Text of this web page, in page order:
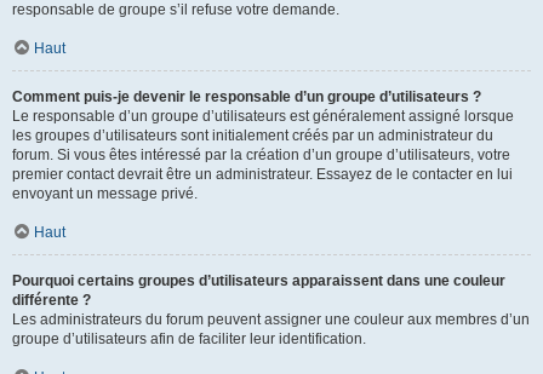
responsable de groupe s’il refuse votre demande.
Haut
Comment puis-je devenir le responsable d’un groupe d’utilisateurs ?
Le responsable d’un groupe d’utilisateurs est généralement assigné lorsque
les groupes d’utilisateurs sont initialement créés par un administrateur du
forum. Si vous êtes intéressé par la création d’un groupe d’utilisateurs, votre
premier contact devrait être un administrateur. Essayez de le contacter en lui
envoyant un message privé.
Haut
Pourquoi certains groupes d’utilisateurs apparaissent dans une couleur
différente ?
Les administrateurs du forum peuvent assigner une couleur aux membres d’un
groupe d’utilisateurs afin de faciliter leur identification.